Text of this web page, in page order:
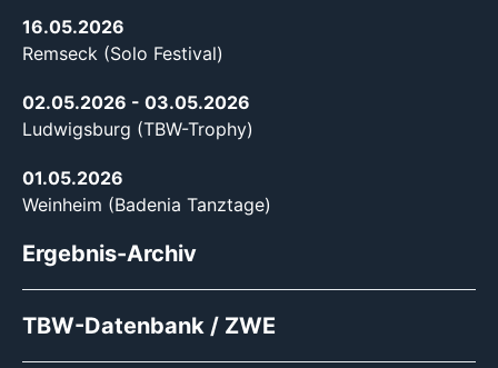
16.05.2026
Remseck (Solo Festival)
02.05.2026 - 03.05.2026
Ludwigsburg (TBW-Trophy)
01.05.2026
Weinheim (Badenia Tanztage)
Ergebnis-Archiv
TBW-Datenbank / ZWE